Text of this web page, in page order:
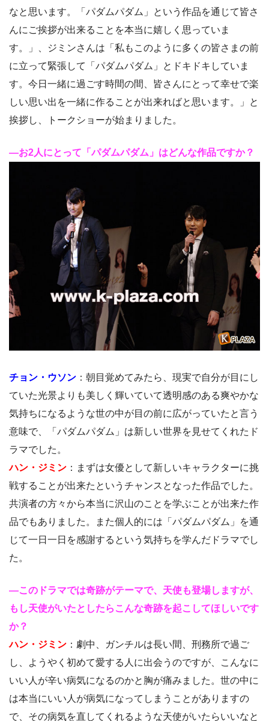
なと思います。「パダムパダム」という作品を通じて皆さ
んにご挨拶が出来ることを本当に嬉しく思っていま
す。」、ジミンさんは「私もこのように多くの皆さまの前
に立って緊張して「パダムパダム」とドキドキしていま
す。今日一緒に過ごす時間の間、皆さんにとって幸せで楽
しい思い出を一緒に作ることが出来ればと思います。」と
挨拶し、トークショーが始まりました。
―お2人にとって「パダムパダム」はどんな作品ですか？
チョン・ウソン ：朝目覚めてみたら、現実で自分が目にし
ていた光景よりも美しく輝いていて透明感のある爽やかな
気持ちになるような世の中が目の前に広がっていたと言う
意味で、「パダムパダム」は新しい世界を見せてくれたド
ラマでした。
ハン・ジミン ：まずは女優として新しいキャラクターに挑
戦することが出来たというチャンスとなった作品でした。
共演者の方々から本当に沢山のことを学ぶことが出来た作
品でもありました。また個人的には「パダムパダム」を通
じて一日一日を感謝するという気持ちを学んだドラマでし
た。
―このドラマでは奇跡がテーマで、天使も登場しますが、
もし天使がいたとしたらこんな奇跡を起こしてほしいです
か？
ハン・ジミン ：劇中、ガンチルは長い間、刑務所で過ご
し、ようやく初めて愛する人に出会うのですが、こんなに
いい人が辛い病気になるのかと胸が痛みました。世の中に
は本当にいい人が病気になってしまうことがありますの
で、その病気を直してくれるような天使がいたらいいなと